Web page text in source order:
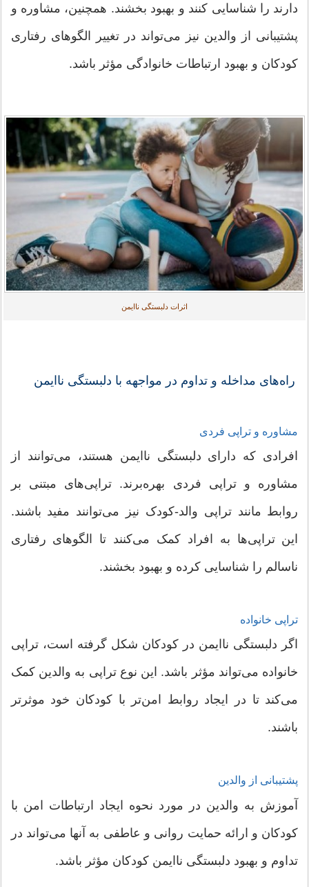
دارند را شناسایی کنند و بهبود بخشند. همچنین، مشاوره و
پشتیبانی از والدین نیز می‌تواند در تغییر الگوهای رفتاری
کودکان و بهبود ارتباطات خانوادگی مؤثر باشد.
اثرات دلبستگی ناایمن
راه‌های مداخله و تداوم در مواجهه با دلبستگی ناایمن
مشاوره و تراپی فردی
افرادی که دارای دلبستگی ناایمن هستند، می‌توانند از
مشاوره و تراپی فردی بهره‌برند. تراپی‌های مبتنی بر
روابط مانند تراپی والد-کودک نیز می‌توانند مفید باشند.
این تراپی‌ها به افراد کمک می‌کنند تا الگوهای رفتاری
ناسالم را شناسایی کرده و بهبود بخشند.
تراپی خانواده
اگر دلبستگی ناایمن در کودکان شکل گرفته است، تراپی
خانواده می‌تواند مؤثر باشد. این نوع تراپی به والدین کمک
می‌کند تا در ایجاد روابط امن‌تر با کودکان خود موثرتر
باشند.
پشتیبانی از والدین
آموزش به والدین در مورد نحوه ایجاد ارتباطات امن با
کودکان و ارائه حمایت روانی و عاطفی به آنها می‌تواند در
تداوم و بهبود دلبستگی ناایمن کودکان مؤثر باشد.